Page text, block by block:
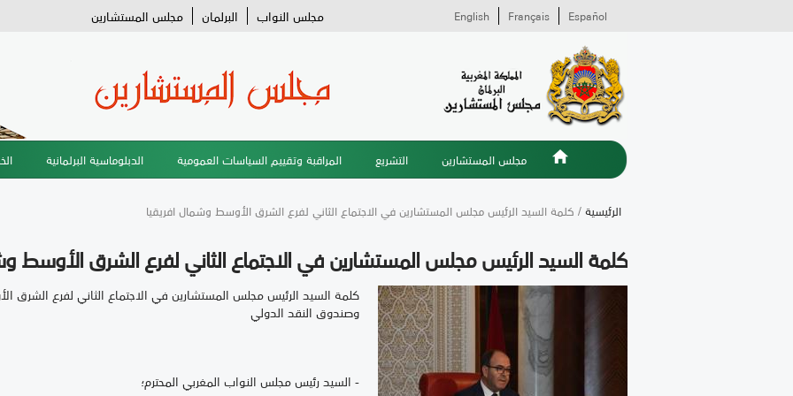
مجلس النواب البرلمان مجلس المستشارين Español
Français
English
مجلس المستشارين التشريع المراقبة وتقييم السياسات العمومية الدبلوماسية البرلمانية
الرئيسية/ كلمة السيد الرئيس مجلس المستشارين في الاجتماع الثاني لفرع الشرق الأوسط وشمال افريقيا
كلمة السيد الرئيس مجلس المستشارين في الاجتماع الثاني لفرع الشرق الأوسط
كلمة السيد الرئيس مجلس المستشارين في الاجتماع الثاني لفرع الشرق
وصندوق النقد الدولي
- السيد رئيس مجلس النواب المغربي المحترم؛